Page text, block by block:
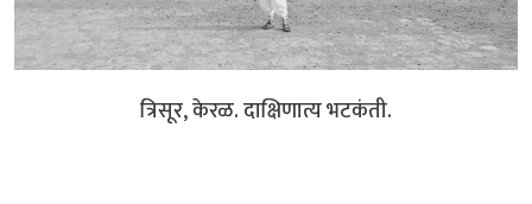
त्रिसूर, केरळ. दाक्षिणात्य भटकंती.